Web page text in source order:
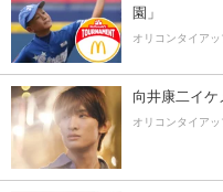
園」
オリコンタイア
向井康二イケ
オリコンタイア